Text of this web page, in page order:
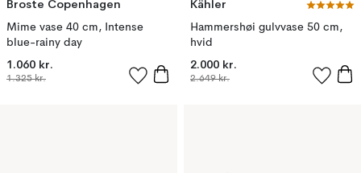
Broste Copenhagen
Mime vase 40 cm, Intense
blue-rainy day
1.060 kr.
1.325 kr.
Kähler
Hammershøi gulvvase 50 cm,
hvid
2.000 kr.
2.649 kr.